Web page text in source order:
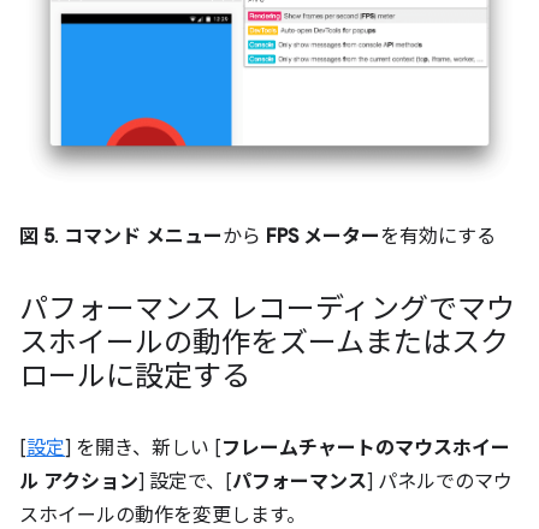
図 5. コマンド メニューから FPS メーターを有効にする
パフォーマンス レコーディングでマウ
スホイールの動作をズームまたはスク
ロールに設定する
[設定] を開き、新しい [フレームチャートのマウスホイー
ル アクション] 設定で、[パフォーマンス] パネルでのマウ
スホイールの動作を変更します。